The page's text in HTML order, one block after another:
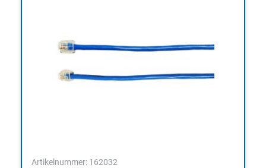
Artikelnummer: 162032